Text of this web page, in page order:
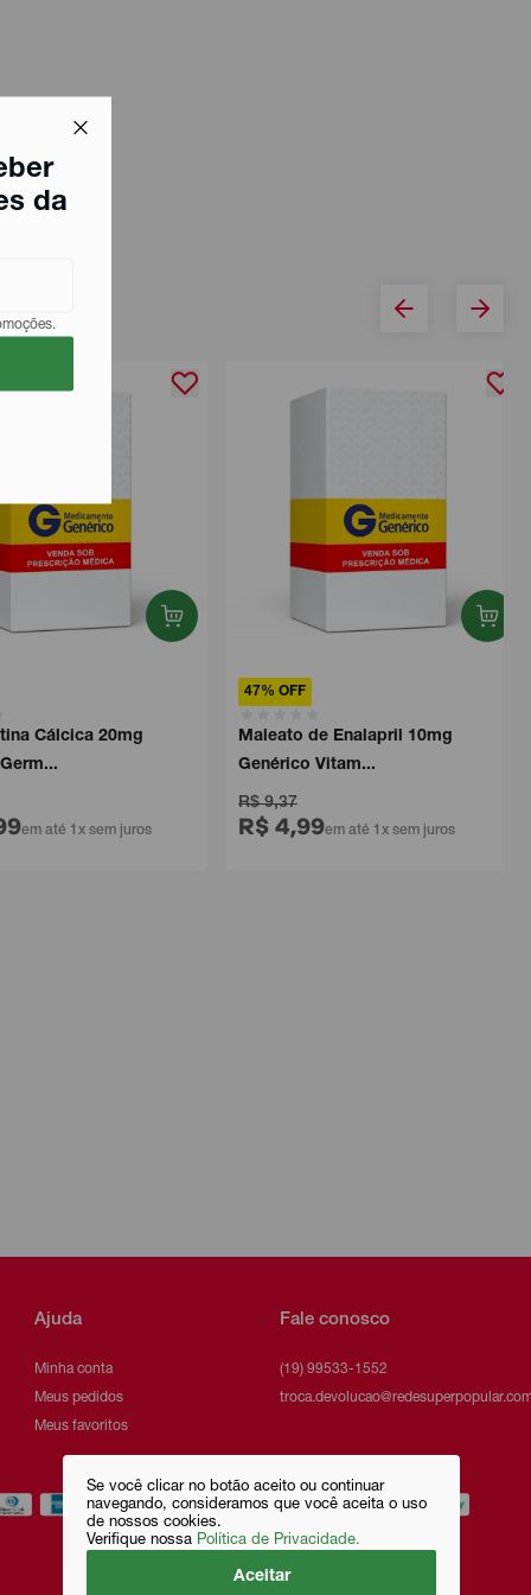
da
Se você clicar no botão aceito ou continuar
navegando, consideramos que você aceita o uso
de nossos cookies.
Verifique nossa Política de Privacidade.
Aceitar
Cálcica 20mg
em até 1x sem juros
47% OFF
Maleato de Enalapril 10mg
Genérico Vitam...
R$ 9,37
R$ 4,99em até 1x sem juros
Ajuda
Minha conta
Meus pedidos
Meus favoritos
Fale conosco
(19) 99533-1552